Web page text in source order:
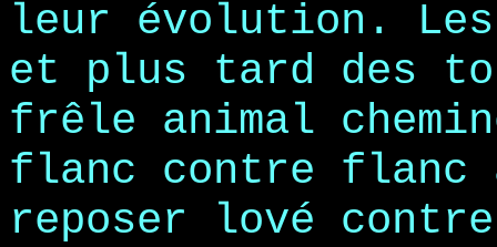
leur évolution. Les
et plus tard des
frêle animal
flanc contre flanc
reposer lové